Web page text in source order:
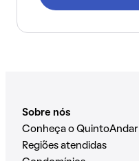
Sobre nós
Conheça o QuintoAndar
Regiões atendidas